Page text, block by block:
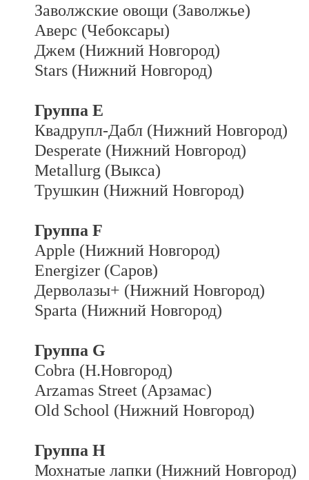
Заволжские овощи (Заволжье)
Аверс (Чебоксары)
Джем (Нижний Новгород)
Stars (Нижний Новгород)
Группа E
Квадрупл-Дабл (Нижний Новгород)
Desperate (Нижний Новгород)
Metallurg (Выкса)
Трушкин (Нижний Новгород)
Группа F
Apple (Нижний Новгород)
Energizer (Саров)
Дерволазы+ (Нижний Новгород)
Sparta (Нижний Новгород)
Группа G
Cobra (Н.Новгород)
Arzamas Street (Арзамас)
Old School (Нижний Новгород)
Группа H
Мохнатые лапки (Нижний Новгород)